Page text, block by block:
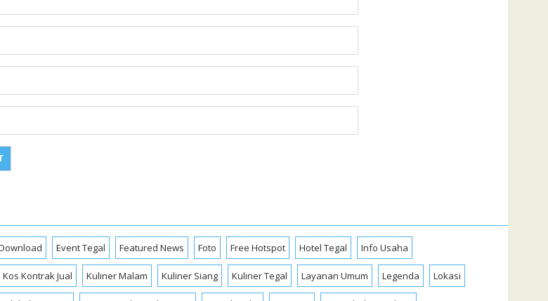
Event Tegal Featured News Foto Free Hotspot Hotel Tegal Info Usaha
Kos Kontrak Jual Kuliner Malam Kuliner Siang Kuliner Tegal Layanan Umum Legenda Lokasi